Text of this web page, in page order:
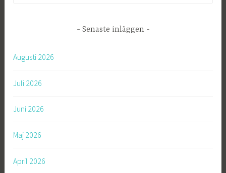
e
:
Senaste inläggen
Augusti 2026
Juli 2026
Juni 2026
Maj 2026
April 2026